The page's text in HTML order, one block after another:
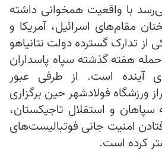
با واقعیت همخوانی داشته
مقام‌های اسرائیل، آمریکا و
از تدارک گسترده دولت نتانیاهو
هفته گذشته سپاه پاسداران
آینده است. از طرفی عبور
ورزشگاه فولادشهر حین برگزاری
و استقلال تاجیکستان،
امنیت جانی فوتبالیست‌های
کرده است.